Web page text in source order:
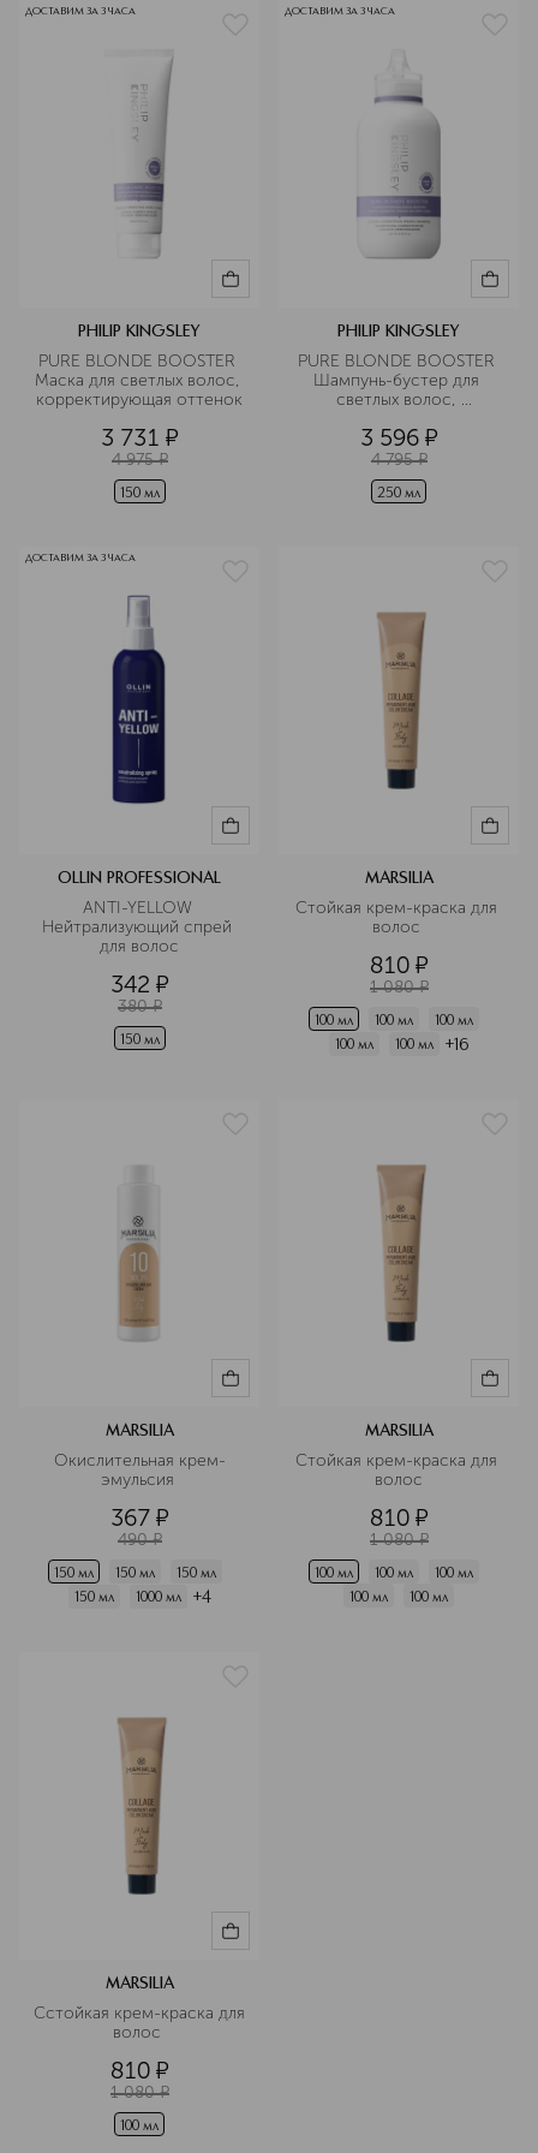
ДОСТАВИМ ЗА 3 ЧАСА
PHILIP KINGSLEY
PURE BLONDE BOOSTER
Маска для светлых волос,
корректирующая оттенок
3 731 ¤
4 975 ¤
150 мл
ДОСТАВИМ ЗА 3 ЧАСА
PHILIP KINGSLEY
PURE BLONDE BOOSTER
Шампунь-бустер для
светлых волос,
3 596 ¤
4 795 ¤
250 мл
ДОСТАВИМ ЗА 3 ЧАСА
OLLIN PROFESSIONAL
ANTI-YELLOW
Нейтрализующий спрей
для волос
342 ¤
380 ¤
150 мл
MARSILIA
Стойкая крем-краска для
810 ¤
1 080 ¤
100 мл 100 мл
100 мл
100 мл
100 мл +16
MARSILIA
Окислительная крем-
367 ¤
490 ¤
150 мл 150 мл
150 мл
150 мл
1000 мл +4
MARSILIA
Стойкая крем-краска для
волос
810 ¤
1 080 ¤
100 мл 100 мл
100 мл
100 мл
100 мл
MARSILIA
Сстойкая крем-краска для
810 ¤
1 080 ¤
100 мл